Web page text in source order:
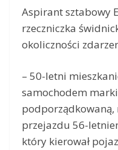
Aspirant sztabowy
rzeczniczka
okoliczności
– 50-letni
samochodem
podporządkowaną,
przejazdu 56-
który kierował